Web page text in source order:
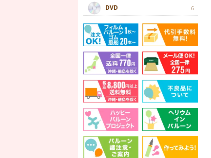
DVD 6